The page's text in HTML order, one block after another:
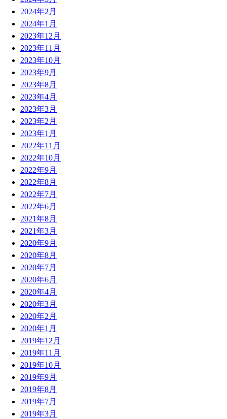
2024年2月
2024年1月
2023年12月
2023年11月
2023年10月
2023年9月
2023年8月
2023年4月
2023年3月
2023年2月
2023年1月
2022年11月
2022年10月
2022年9月
2022年8月
2022年7月
2022年6月
2021年8月
2021年3月
2020年9月
2020年8月
2020年7月
2020年6月
2020年4月
2020年3月
2020年2月
2020年1月
2019年12月
2019年11月
2019年10月
2019年9月
2019年8月
2019年7月
2019年3月